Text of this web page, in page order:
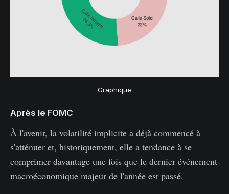
Graphique
Après le FOMC
À l'avenir, la volatilité implicite a déjà commencé à
s'atténuer et, historiquement, elle a tendance à se
comprimer davantage une fois que le dernier événement
macroéconomique majeur de l'année est passé.